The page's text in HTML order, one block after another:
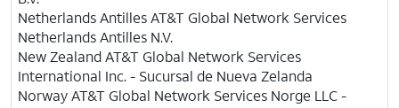
Netherlands Antilles AT&T Global Network Services
Netherlands Antilles N.V.
New ZealandAT&TGlobal Network Services
International Inc. - Sucursal de Nueva Zelanda
NorwayAT&TGlobal Network Services Norge LLC -